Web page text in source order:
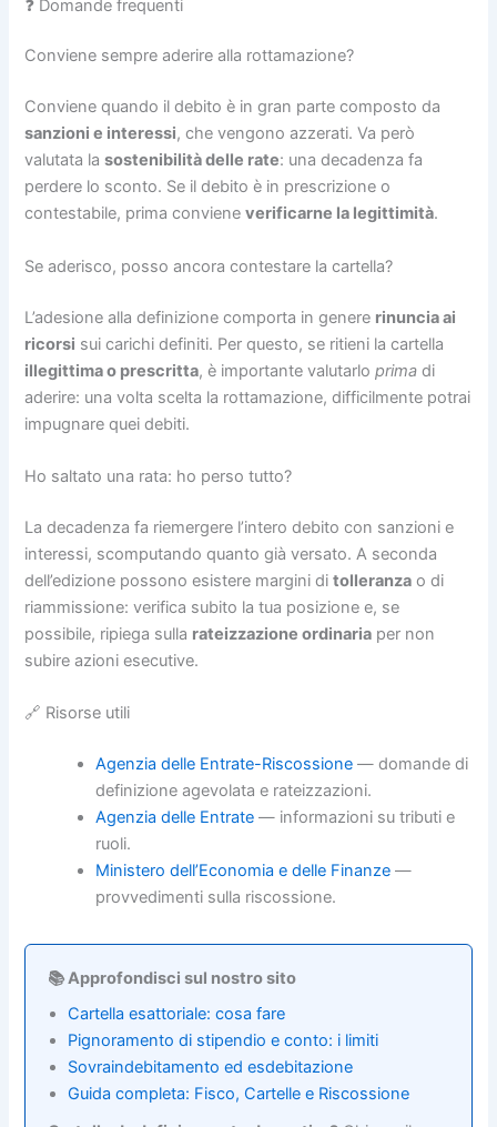
❓ Domande frequenti
Conviene sempre aderire alla rottamazione?
Conviene quando il debito è in gran parte composto da
sanzioni e interessi, che vengono azzerati. Va però
valutata lasostenibilità delle rate: una decadenza fa
perdere lo sconto. Se il debito è in prescrizione o
contestabile, prima convieneverificarne la legittimità.
Se aderisco, posso ancora contestare la cartella?
L’adesione alla definizione comporta in genere rinuncia ai
ricorsi sui carichi definiti. Per questo, se ritieni la cartella
illegittima o prescritta, è importante valutarloprima di
aderire: una volta scelta la rottamazione, difficilmente potrai
impugnare quei debiti.
Ho saltato una rata: ho perso tutto?
La decadenza fa riemergere l’intero debito con sanzioni e
interessi, scomputando quanto già versato. A seconda
dell’edizione possono esistere margini ditolleranza o di
riammissione: verifica subito la tua posizione e, se
possibile, ripiega sulla rateizzazione ordinaria per non
subire azioni esecutive.
🔗 Risorse utili
Agenzia delle Entrate-Riscossione — domande di
definizione agevolata e rateizzazioni.
Agenzia delle Entrate — informazioni su tributi e
ruoli.
Ministero dell’Economia e delle Finanze —
provvedimenti sulla riscossione.
📚 Approfondisci sul nostro sito
Cartella esattoriale: cosa fare
Pignoramento di stipendio e conto: i limiti
Sovraindebitamento ed esdebitazione
Guida completa: Fisco, Cartelle e Riscossione